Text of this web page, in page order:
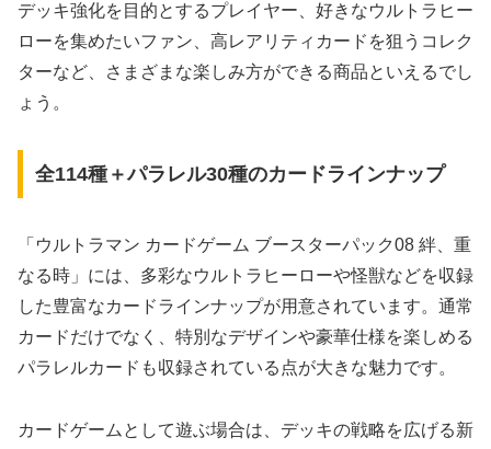
デッキ強化を目的とするプレイヤー、好きなウルトラヒー
ローを集めたいファン、高レアリティカードを狙うコレク
ターなど、さまざまな楽しみ方ができる商品といえるでし
ょう。
全114種＋パラレル30種のカードラインナップ
「ウルトラマン カードゲーム ブースターパック08 絆、重
なる時」には、多彩なウルトラヒーローや怪獣などを収録
した豊富なカードラインナップが用意されています。通常
カードだけでなく、特別なデザインや豪華仕様を楽しめる
パラレルカードも収録されている点が大きな魅力です。
カードゲームとして遊ぶ場合は、デッキの戦略を広げる新